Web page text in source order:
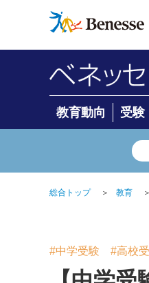
教育動向 受験
総合トップ ＞ 教育 ＞
#中学受験 #高校